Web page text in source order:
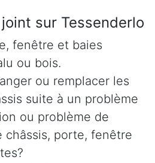
sur Tessenderlo
fenêtre et baies
ou bois.
ou remplacer les
suite à un problème
ou problème de
porte, fenêtre